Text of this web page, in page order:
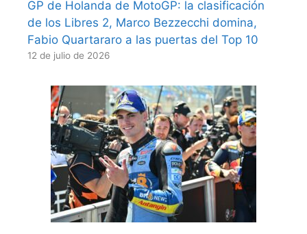
GP de Holanda de MotoGP: la clasificación
de los Libres 2, Marco Bezzecchi domina,
Fabio Quartararo a las puertas del Top 10
12 de julio de 2026